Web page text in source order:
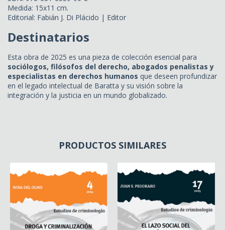
Medida: 15x11 cm.
Editorial: Fabián J. Di Plácido | Editor
Destinatarios
Esta obra de 2025 es una pieza de colección esencial para
sociólogos, filósofos del derecho, abogados penalistas y
especialistas en derechos humanos que deseen profundizar
en el legado intelectual de Baratta y su visión sobre la
integración y la justicia en un mundo globalizado.
PRODUCTOS SIMILARES